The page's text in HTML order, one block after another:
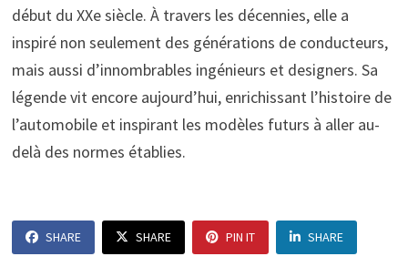
début du XXe siècle. À travers les décennies, elle a
inspiré non seulement des générations de conducteurs,
mais aussi d’innombrables ingénieurs et designers. Sa
légende vit encore aujourd’hui, enrichissant l’histoire de
l’automobile et inspirant les modèles futurs à aller au-
delà des normes établies.
SHARE SHARE PIN IT SHARE